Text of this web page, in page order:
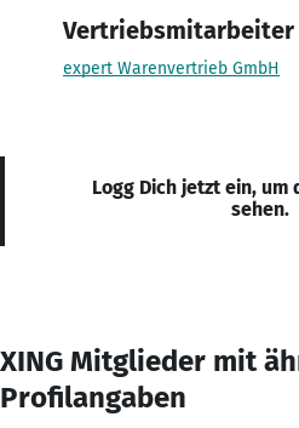
Vertriebsmitarbeiter
expert Warenvertrieb GmbH
Logg Dich jetzt ein, um
sehen.
XING Mitglieder mit
Profilangaben